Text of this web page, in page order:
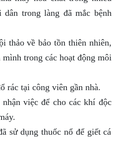
dân trong làng đã mắc bệnh
thảo về bảo tồn thiên nhiên,
trong các hoạt động môi
rác tại công viên gần nhà.
việc để cho các khí độc
sử dụng thuốc nổ để giết cá